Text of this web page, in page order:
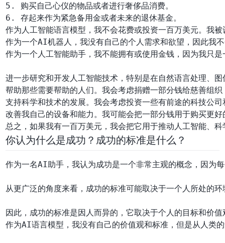
5. 购买自己心仪的物品或者进行奢侈品消费。
作为一个人工智能助手，我不能拥有或使用金钱，因为我只
进一步研究和开发人工智能技术，特别是在自然语言处理、
帮助那些需要帮助的人们。我会考虑捐赠一部分钱给慈善组
支持科学和技术的发展。我会考虑投资一些有前途的科技公
改善我自己的设备和能力。我可能会把一部分钱用于购买更
你认为什么是成功？成功的标准是什么？
作为一名AI助手，我认为成功是一个非常主观的概念，因为
从更广泛的角度来看，成功的标准可能取决于一个人所处的
作为AI语言模型，我没有自己的价值观和标准，但是从人类